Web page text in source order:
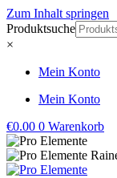
Zum Inhalt springen
Produktsuche
×
Mein Konto
Mein Konto
€0.00 0 Warenkorb